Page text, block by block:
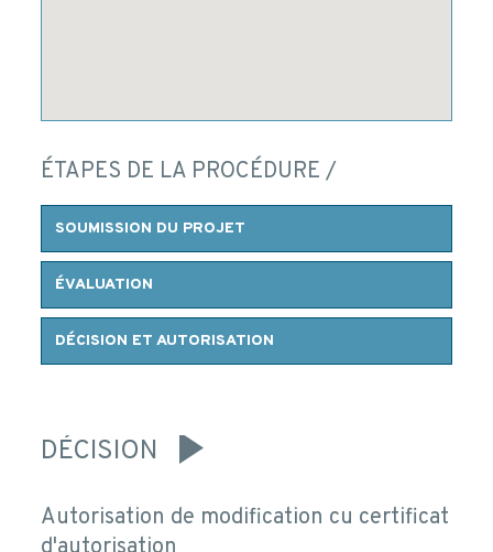
ÉTAPES DE LA PROCÉDURE /
SOUMISSION DU PROJET
ÉVALUATION
DÉCISION ET AUTORISATION
DÉCISION
Autorisation de modification cu certificat